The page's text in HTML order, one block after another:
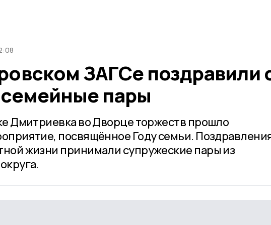
ЗАГСе поздравили
пары
Дмитриевка во Дворце торжеств прошло
посвящённое Году семьи.
жизни принимали супружеские пары из